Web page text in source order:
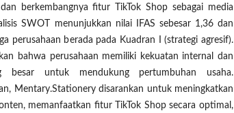
berkembangnya fitur TikTok Shop sebagai media
SWOT menunjukkan nilai IFAS sebesar 1,36 dan
perusahaan berada pada Kuadran I (strategi agresif).
bahwa perusahaan memiliki kekuatan internal dan
besar untuk mendukung pertumbuhan usaha.
Mentary.Stationery disarankan untuk meningkatkan
memanfaatkan fitur TikTok Shop secara optimal,